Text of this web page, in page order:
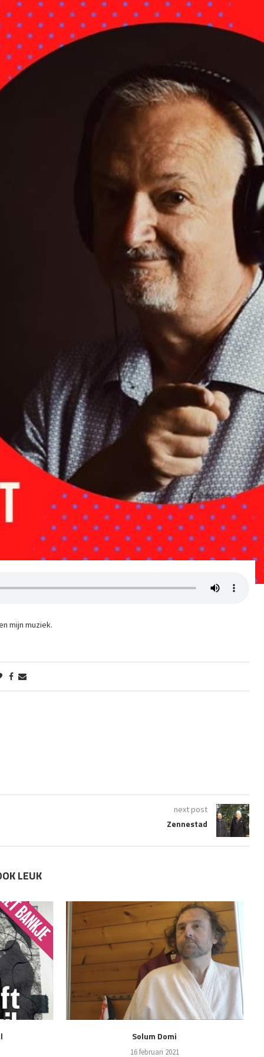
mijn muziek.
next post
Zennestad
LEUK
Solum Domi
16 februari 2021